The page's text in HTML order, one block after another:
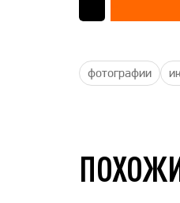
фотографии